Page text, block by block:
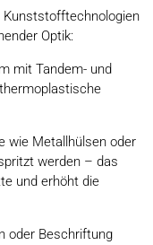
Optik:
mit Tandem- und
wie Metallhülsen oder
werden – das
und erhöht die
oder Beschriftung